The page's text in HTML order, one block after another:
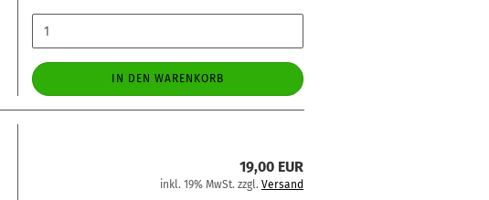
IN DEN WARENKORB
19,00 EUR
inkl. 19% MwSt. zzgl. Versand